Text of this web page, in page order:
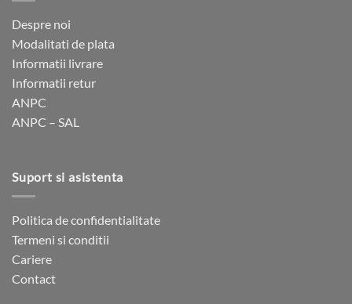
Despre noi
Modalitati de plata
Informatii livrare
Informatii retur
ANPC
ANPC – SAL
Suport si asistenta
Politica de confidentialitate
Termeni si conditii
Cariere
Contact